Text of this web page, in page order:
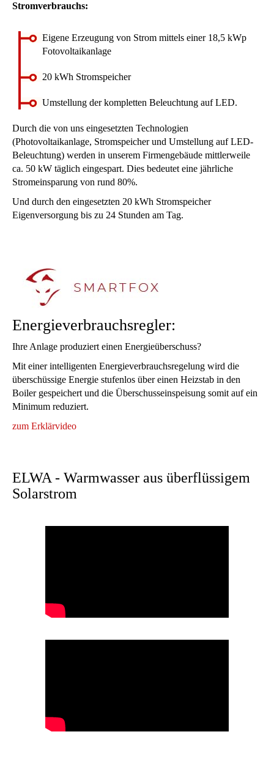
Stromverbrauchs:
Eigene Erzeugung von Strom mittels einer 18,5 kWp
Fotovoltaikanlage
20 kWh Stromspeicher
Umstellung der kompletten Beleuchtung auf LED.
Durch die von uns eingesetzten Technologien
(Photovoltaikanlage, Stromspeicher und Umstellung auf LED-
Beleuchtung) werden in unserem Firmengebäude mittlerweile
ca. 50 kW täglich eingespart. Dies bedeutet eine jährliche
Stromeinsparung von rund 80%.
Und durch den eingesetzten 20 kWh Stromspeicher
Eigenversorgung bis zu 24 Stunden am Tag.
Energieverbrauchsregler:
Ihre Anlage produziert einen Energieüberschuss?
Mit einer intelligenten Energieverbrauchsregelung wird die
überschüssige Energie stufenlos über einen Heizstab in den
Boiler gespeichert und die Überschusseinspeisung somit auf ein
Minimum reduziert.
zum Erklärvideo
ELWA - Warmwasser aus überflüssigem
Solarstrom